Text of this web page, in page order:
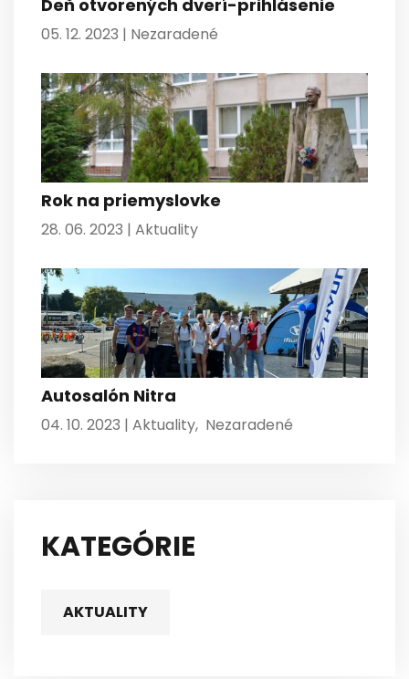
Deň otvorených dverí-prihlásenie
05. 12. 2023 | Nezaradené
Rok na priemyslovke
28. 06. 2023 | Aktuality
Autosalón Nitra
04. 10. 2023 | Aktuality, Nezaradené
KATEGÓRIE
AKTUALITY